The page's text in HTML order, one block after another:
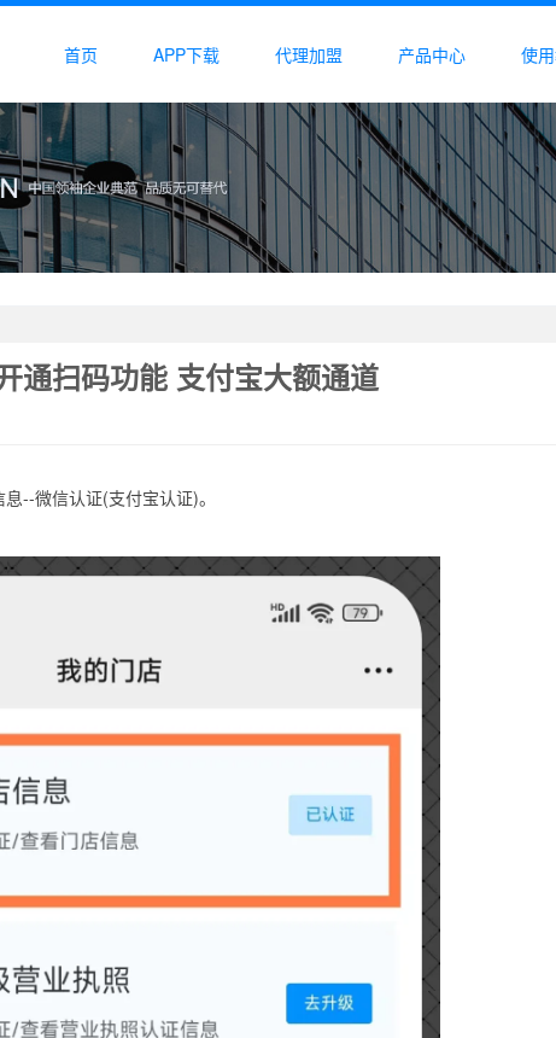
首页 APP下载 代理加盟 产品中心 使
通扫码功能 支付宝大额通道
--微信认证(支付宝认证)。